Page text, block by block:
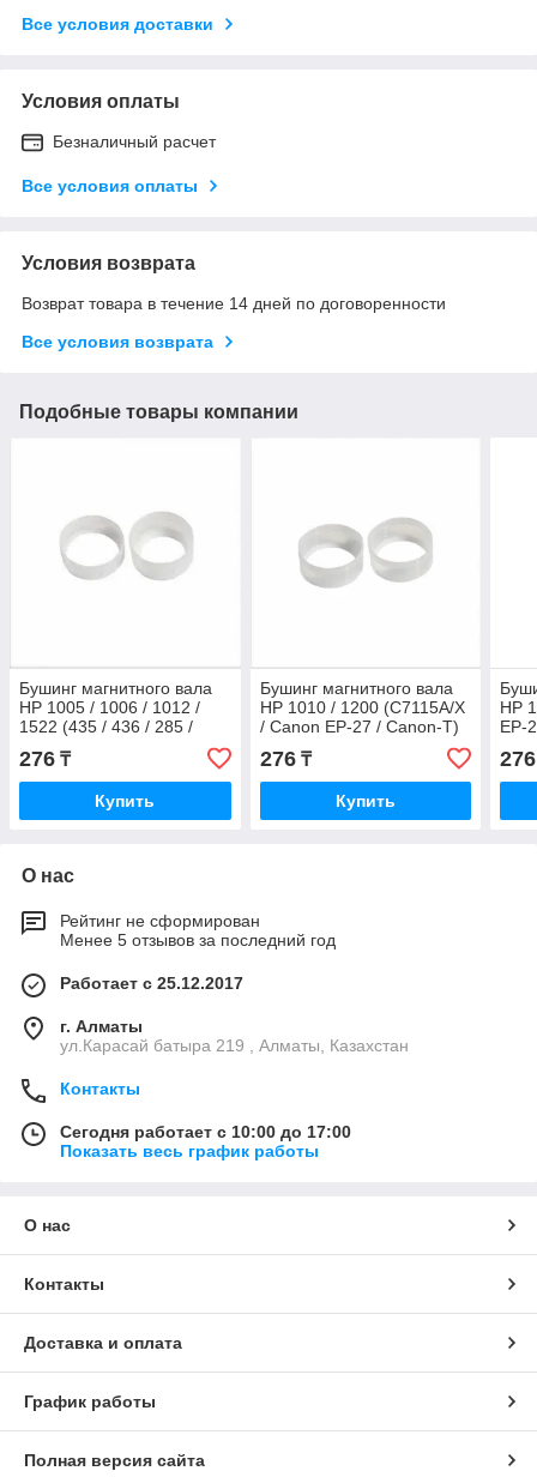
Все условия доставки
Условия оплаты
Безналичный расчет
Все условия оплаты
Условия возврата
Возврат товара в течение 14 дней по договоренности
Все условия возврата
Подобные товары компании
Бушинг магнитного вала
HP 1005 / 1006 / 1012 /
1522 (435 / 436 / 285 /
278) комплект 2 шт
276 ₸
Купить
Бушинг магнитного вала
HP 1010 / 1200 (C7115A/X
/ Canon EP-27 / Canon-T)
комплект 2 шт
276₸
Купить
HP
EP-
276
О нас
Рейтинг не сформирован
Менее 5 отзывов за последний год
Работает с 25.12.2017
г. Алматы
ул.Карасай батыра 219 , Алматы, Казахстан
Контакты
Сегодня работает с 10:00 до 17:00
Показать весь график работы
О нас
Контакты
Доставка и оплата
График работы
Полная версия сайта